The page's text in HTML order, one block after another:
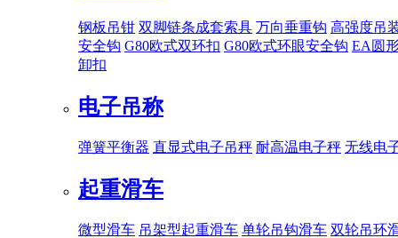
钢板吊钳 双脚链条成套索具 万向垂重钩 高强度吊
安全钩 G80欧式双环扣 G80欧式环眼安全钩 EA圆
卸扣
电子吊称
弹簧平衡器 直显式电子吊秤 耐高温电子秤 无线电
起重滑车
微型滑车 吊架型起重滑车 单轮吊钩滑车 双轮吊环